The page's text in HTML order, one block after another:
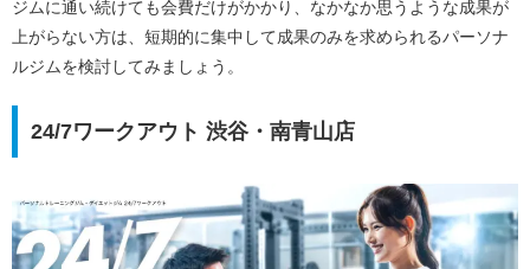
ジムに通い続けても会費だけがかかり、なかなか思うような成果が
上がらない方は、短期的に集中して成果のみを求められるパーソナ
ルジムを検討してみましょう。
24/7ワークアウト 渋谷・南青山店